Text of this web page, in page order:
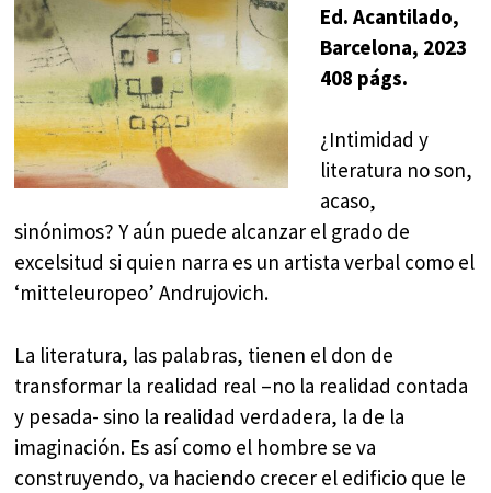
Ed. Acantilado,
Barcelona, 2023
408 págs.
¿Intimidad y
literatura no son,
acaso,
sinónimos? Y aún puede alcanzar el grado de
excelsitud si quien narra es un artista verbal como el
‘mitteleuropeo’ Andrujovich.
La literatura, las palabras, tienen el don de
transformar la realidad real –no la realidad contada
y pesada- sino la realidad verdadera, la de la
imaginación. Es así como el hombre se va
construyendo, va haciendo crecer el edificio que le